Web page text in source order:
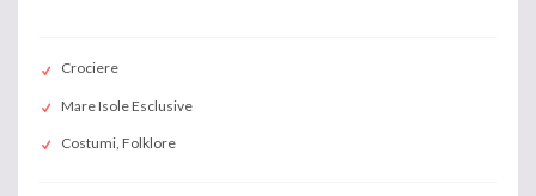
Crociere
Mare Isole Esclusive
Costumi, Folklore